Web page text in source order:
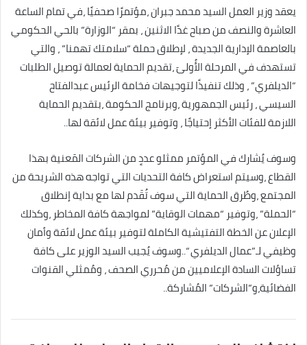
يعقد وزير العمل السيد محمد جبران ،مؤتمرًا صحفيًا ،في تمام الساعة
العاشرة والنصف من صباح غدًا الاثنين ، بمقر “الوزارة” بالحي الحكومي
بالعاصمة الإدارية الجديدة ، لإطلاق حملة “سلامتك تهمنا” ، والتي
تستهدف في المرحلة الأُولىَ ،تقديم الحماية لعمالة توصيل الطلبات
“الديلفري” ، وذلك تنفيذًا لتوجيهات فخامة الرئيس عبدالفتاح
السيسي ، رئيس الجمهورية ،وبرنامج الحكومة ،بتقديم الحماية
اللازمة للفئات الأكثر إحتياجًا ، وتوفير بيئة عمل لائقة لها..
وسوف يُشارك في المؤتمر ممثلو عددٍ من الشركات المَعنية بهذا
القطاع ،وسيتم استعراض كافة التحديات التي تواجه هذه الشريحة من
المجتمع ،وطُرق الحماية التي سوف تُقَدم لها مع بداية إنطلاق
“الحملة” ،وتوفير “مهمات الوقاية” لمواجهة كافة المخاطر ،وكذلك
الإعلان عن الخطة التفتيشية الكاملة لتوفير بيئة عمل لائقة وأمان
وظيفي لـ”عمال الديلفري “..وسوف يُجيب السيد الوزير على كافة
تساؤلات السادة الإعلاميين من مُحرري الصحف ، ومُمثلي القنوات
الفضائية،و”الشركات” المُشاركة..